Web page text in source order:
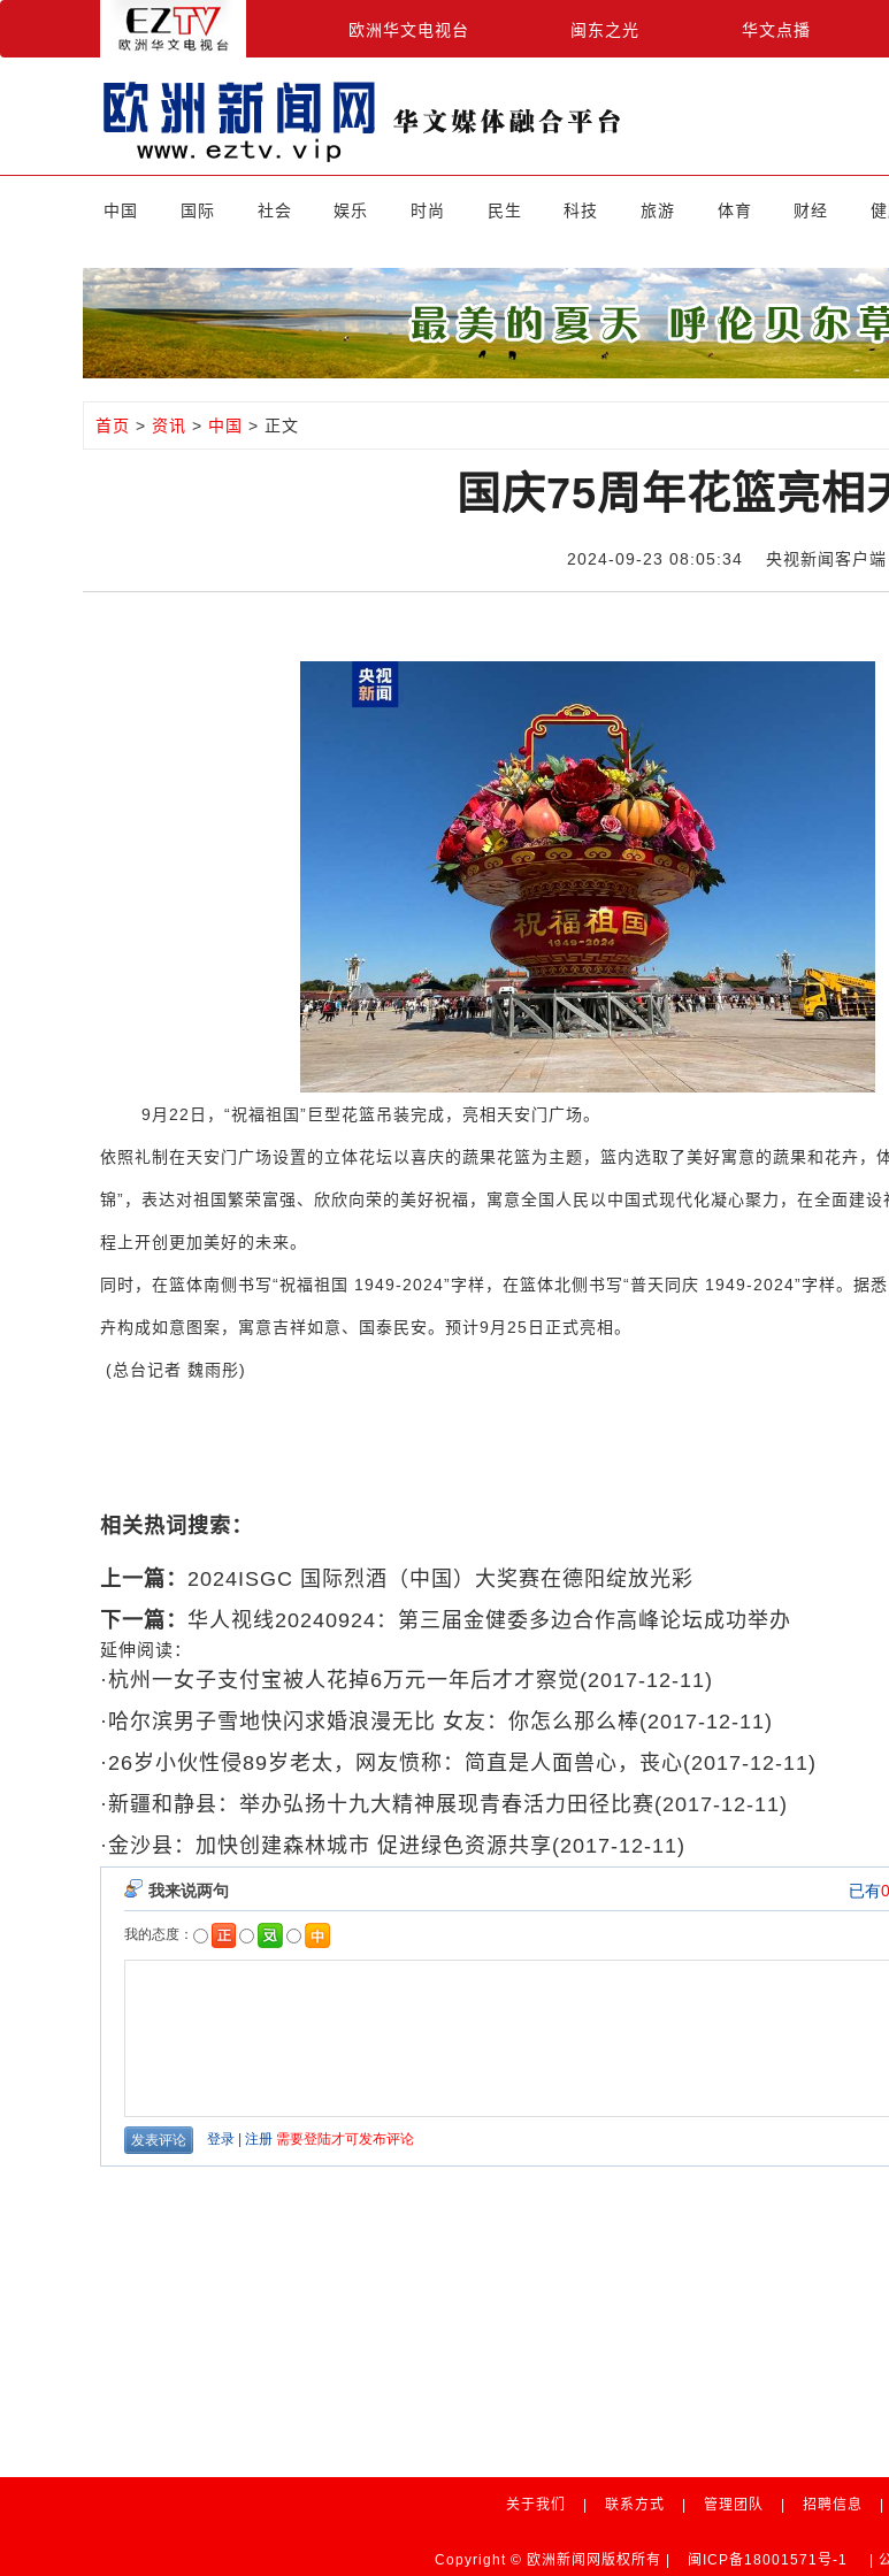
欧洲华文电视台 闽东之光 华文点播
中国 国际 社会 娱乐 时尚 民生 科技 旅游 体育 财经
首页 > 资讯 > 中国 > 正文
国庆75周年花篮亮相
2024-09-23 08:05:34 央视新闻客户
9月22日，“祝福祖国”巨型花篮吊装完成，亮相天安门广场。
依照礼制在天安门广场设置的立体花坛以喜庆的蔬果花篮为主题，篮内选取了美好寓意的蔬果和花卉，
锦”，表达对祖国繁荣富强、欣欣向荣的美好祝福，寓意全国人民以中国式现代化凝心聚力，在全面建
程上开创更加美好的未来。
同时，在篮体南侧书写“祝福祖国 1949-2024”字样，在篮体北侧书写“普天同庆 1949-2024”字样。据
卉构成如意图案，寓意吉祥如意、国泰民安。预计9月25日正式亮相。
(总台记者 魏雨彤)
相关热词搜索：
上一篇： 2024ISGC 国际烈酒（中国）大奖赛在德阳绽放光彩
下一篇： 华人视线20240924：第三届金健委多边合作高峰论坛成功举办
延伸阅读：
·杭州一女子支付宝被人花掉6万元一年后才才察觉(2017-12-11)
· 哈尔滨男子雪地快闪求婚浪漫无比 女友：你怎么那么棒(2017-12-11)
· 26岁小伙性侵89岁老太，网友愤称：简直是人面兽心，丧心(2017-12-11)
·新疆和静县：举办弘扬十九大精神展现青春活力田径比赛(2017-12-11)
·金沙县：加快创建森林城市 促进绿色资源共享(2017-12-11)
关于我们 联系方式 管理团队 招聘信息
Copyright © 欧洲新闻网版权所有 | 闽ICP备18001571号-1 |